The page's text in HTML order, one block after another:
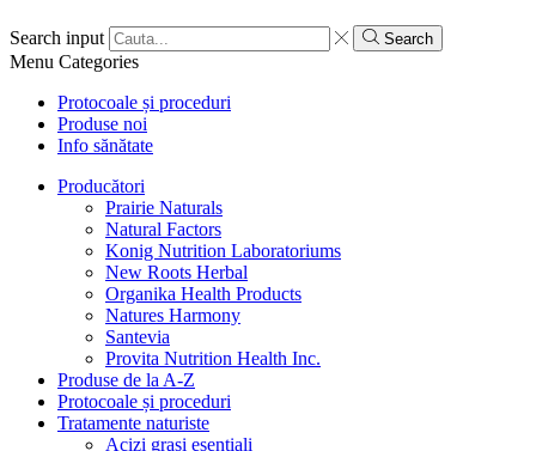
Search input Search
Menu Categories
Protocoale și proceduri
Produse noi
Info sănătate
Producători
Prairie Naturals
Natural Factors
Konig Nutrition Laboratoriums
New Roots Herbal
Organika Health Products
Natures Harmony
Santevia
Provita Nutrition Health Inc.
Produse de la A-Z
Protocoale și proceduri
Tratamente naturiste
Acizi grași esențiali